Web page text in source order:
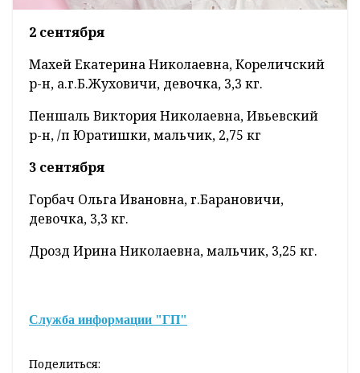
2 сентября
Махей Екатерина Николаевна, Кореличский
р-н, а.г.Б.Жуховичи, девочка, 3,3 кг.
Пеншаль Виктория Николаевна, Ивьевский
р-н, /п Юратишки, мальчик, 2,75 кг
3 сентября
Горбач Ольга Ивановна, г.Барановичи,
девочка, 3,3 кг.
Дрозд Ирина Николаевна, мальчик, 3,25 кг.
Служба информации "ГП"
Поделиться: